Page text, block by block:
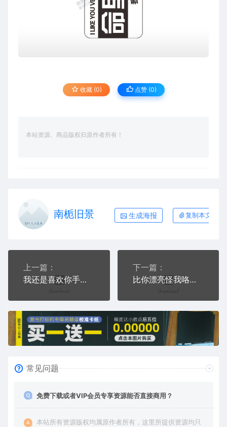
收藏 (0) 点赞 (0)
本站资源、商品版权归原作者所有！
南栀旧景 生成海报 复制本文链接
上一篇：
我还是喜欢你手机壳网络红图AI8.0格式激光打标文件通用矢量图
下一篇：
比你漂亮怪我咯手机壳网络红图AI8.0格式激光打标文件通用矢量图
常见问题
免费下载或者VIP会员专享资源能否直接商用？
本站所有资源版权均属原作者所有，这里所提供资源均只